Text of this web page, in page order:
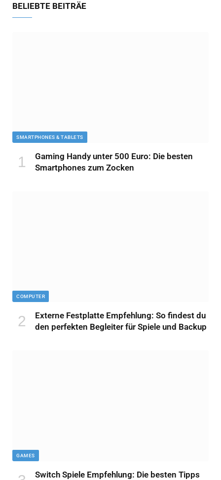
BELIEBTE BEITRÄE
SMARTPHONES & TABLETS
Gaming Handy unter 500 Euro: Die besten
Smartphones zum Zocken
COMPUTER
Externe Festplatte Empfehlung: So findest du
den perfekten Begleiter für Spiele und Backup
GAMES
Switch Spiele Empfehlung: Die besten Tipps